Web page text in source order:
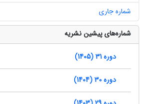
شماره جاری
شماره‌های پیشین نشریه
دوره 31 (1405)
دوره 30 (1404)